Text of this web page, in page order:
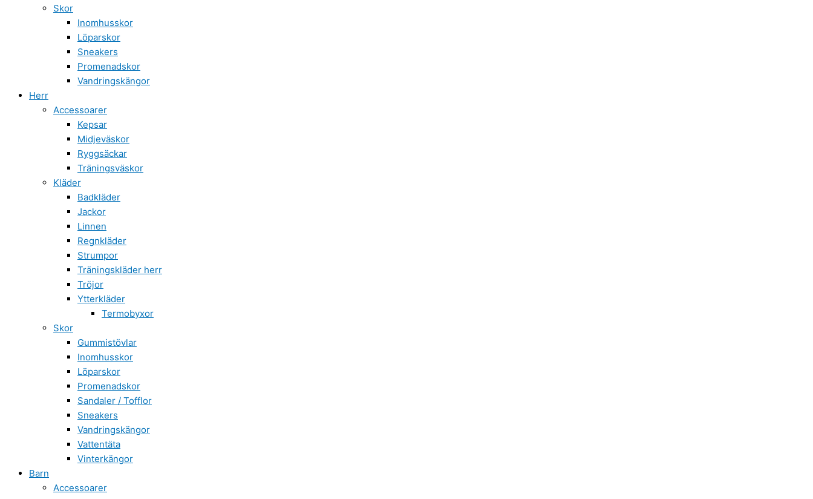
Skor
Inomhusskor
Löparskor
Sneakers
Promenadskor
Vandringskängor
Herr
Accessoarer
Kepsar
Midjeväskor
Ryggsäckar
Träningsväskor
Kläder
Badkläder
Jackor
Linnen
Regnkläder
Strumpor
Träningskläder herr
Tröjor
Ytterkläder
Termobyxor
Skor
Gummistövlar
Inomhusskor
Löparskor
Promenadskor
Sandaler / Tofflor
Sneakers
Vandringskängor
Vattentäta
Vinterkängor
Barn
Accessoarer